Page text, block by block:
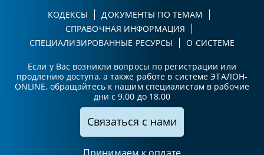
КОДЕКСЫ
ДОКУМЕНТЫ ПО ТЕМАМ
СПРАВОЧНАЯ ИНФОРМАЦИЯ
СПЕЦИАЛИЗИРОВАННЫЕ РЕСУРСЫ
О СИСТЕМЕ
Если у Вас возникли вопросы по регистрации или
продлению доступа, а также работе в системе ЭТАЛОН-
ONLINE, обращайтесь к нашим специалистам в рабочие
дни с 9.00 до 18.00
Связаться с нами